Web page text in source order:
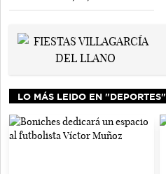
LO MÁS LEIDO EN "DEPORTES"